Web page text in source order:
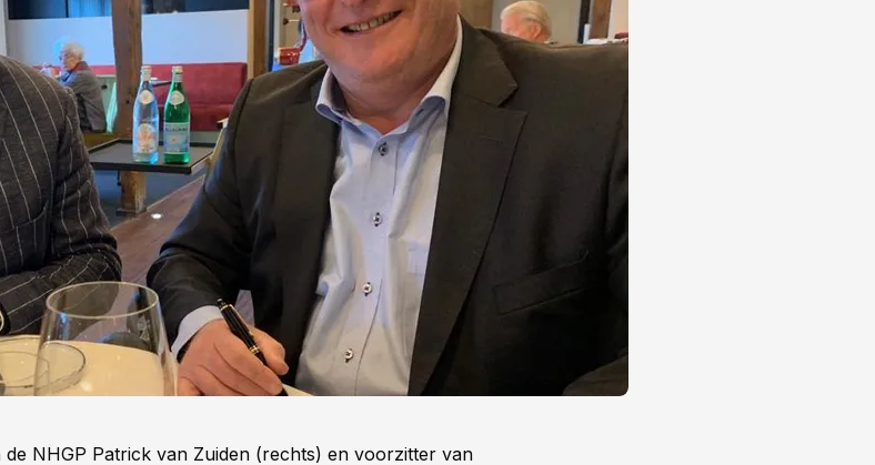
NHGP Patrick van Zuiden (rechts) en voorzitter van